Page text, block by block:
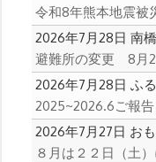
令和8年熊本地震被
2026年7月28日 南
避難所の変更 8月
2026年7月28日 ふ
2025~2026.6ご報
2026年7月27日 お
８月は２２日（土